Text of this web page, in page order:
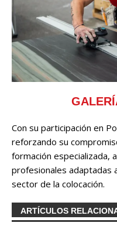
Con su participación en
reforzando su
formación especializada,
profesionales adaptadas
sector de la colocación.
ARTÍCULOS